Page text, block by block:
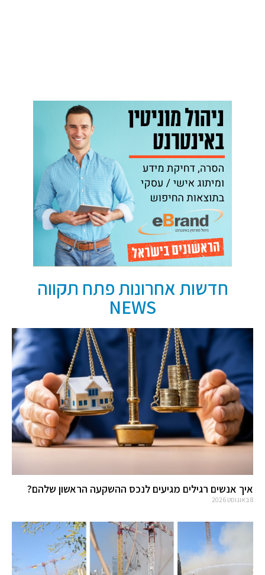
חדשות אחרונות פתח תקווה
NEWS
איך אנשים רגילים מגיעים לנכס ההשקעה הראשון שלהם?
8 באוגוסט 2026